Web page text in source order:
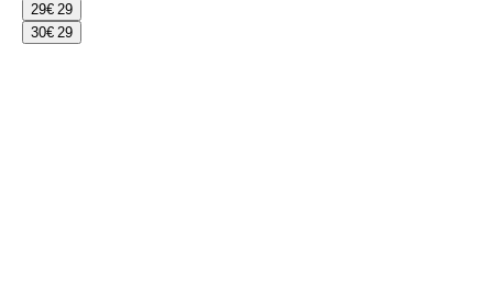
29€ 29
30€ 29